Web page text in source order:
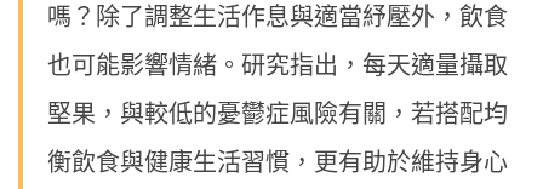
嗎？除了調整生活作息與適當紓壓外，飲食
也可能影響情緒。研究指出，每天適量攝取
堅果，與較低的憂鬱症風險有關，若搭配均
衡飲食與健康生活習慣，更有助於維持身心